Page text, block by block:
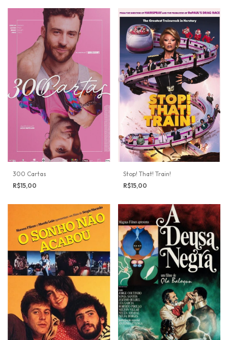
300 Cartas
R$15,00
Stop! That! Train!
R$15,00